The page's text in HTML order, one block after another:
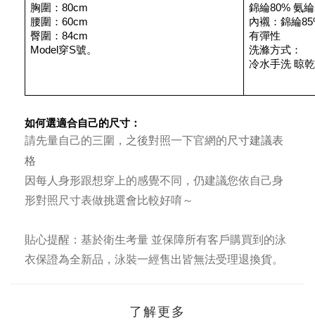
胸圍：80cm
腰圍：60cm
臀圍：84cm
Model穿S號。
錦綸80% 氨
內襯：錦綸
有彈性
洗滌方式：
冷水手洗 晾乾
如何選適合自己的尺寸：
請先量自己的三圍，之後對照一下官網的尺寸建議表
格
因每人身形跟想穿上的感覺不同，仍建議您依自己身
形對照尺寸表做挑選會比較好唷～
貼心提醒： 基於衛生考量 並保障所有客戶購買到的泳
衣保證為全新品，泳裝一經售出皆無法受理退換貨。
了解更多